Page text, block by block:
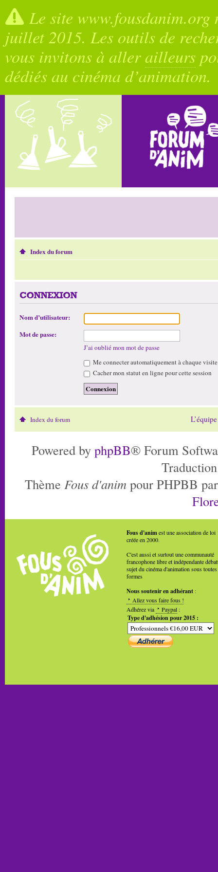
Le site
juillet 2015. Les outils de
vous invitons à allerailleurs
dédiés au cinéma d’animation.
Index du forum
CONNEXION
Nom d’utilisateur:
Mot de passe:
J’ai oublié mon mot de passe
Me connecter automatiquement à chaque visite
Cacher mon statut en ligne pour cette session
Index du forum
Powered by phpBB® Forum
Thème Fous d'anim pour PHPBB
Fous d'animest une association de loi
créée en 2000.
C'est aussi et surtout une communauté
francophone libre et indépendante
sujet du cinéma d'animation sous toutes
formes
Nous soutenir en adhérant :
Allez vous faire fous !
Adhérez via
Paypal :
Type d'adhésion pour 2015 :